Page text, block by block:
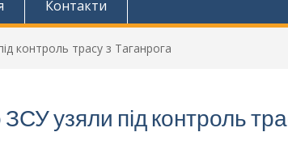
Контакти
контроль трасу з Таганрога
узяли під контроль